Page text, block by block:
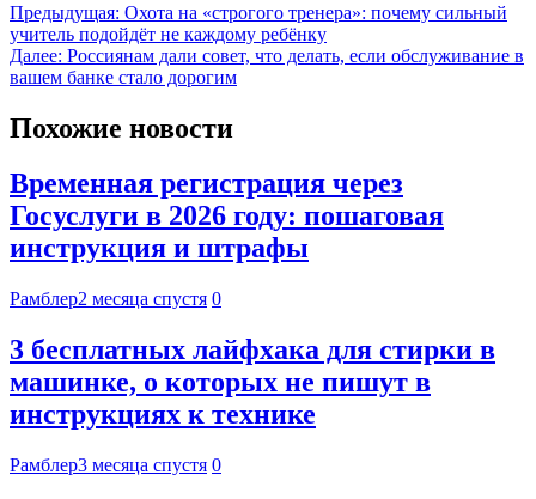
Предыдущая: Охота на «строгого тренера»: почему сильный
учитель подойдёт не каждому ребёнку
Далее: Россиянам дали совет, что делать, если обслуживание в
вашем банке стало дорогим
Похожие новости
Временная регистрация через
Госуслуги в 2026 году: пошаговая
инструкция и штрафы
Рамблер2 месяца спустя 0
3 бесплатных лайфхака для стирки в
машинке, о которых не пишут в
инструкциях к технике
Рамблер3 месяца спустя 0